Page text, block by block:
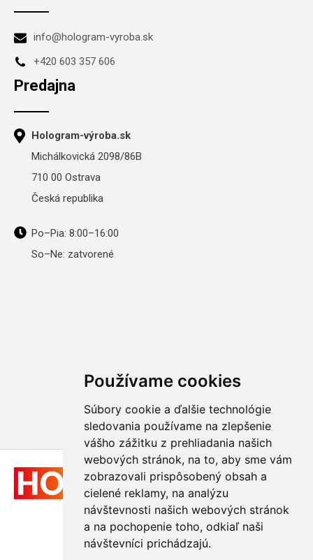
Používame cookies
Súbory cookie a ďalšie technológie
sledovania používame na zlepšenie
vášho zážitku z prehliadania našich
webových stránok, na to, aby sme vám
zobrazovali prispôsobený obsah a
cielené reklamy, na analýzu
návštevnosti našich webových stránok
a na pochopenie toho, odkiaľ naši
návštevníci prichádzajú.
info@hologram-vyroba.sk
+420 603 357 606
Predajna
Hologram-výroba.sk
Michálkovická 2098/86B
710 00 Ostrava
Česká republika
Po–Pia: 8:00–16:00
So–Ne: zatvorené
Hologram-vyroba.sk